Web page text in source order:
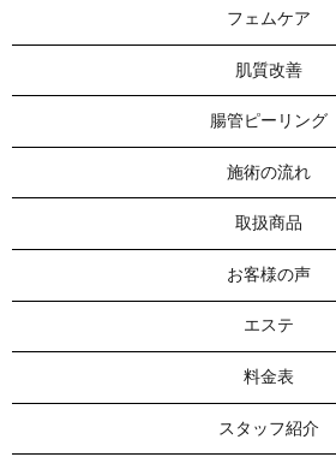
フェムケア
肌質改善
腸管ピーリング
施術の流れ
取扱商品
お客様の声
エステ
料金表
スタッフ紹介